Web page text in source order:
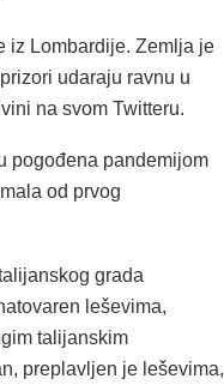
iz Lombardije. Zemlja je
udaraju ravnu u
na svom Twitteru.
pogođena pandemijom
od prvog
grada
leševima,
talijanskim
preplavljen je leševima,